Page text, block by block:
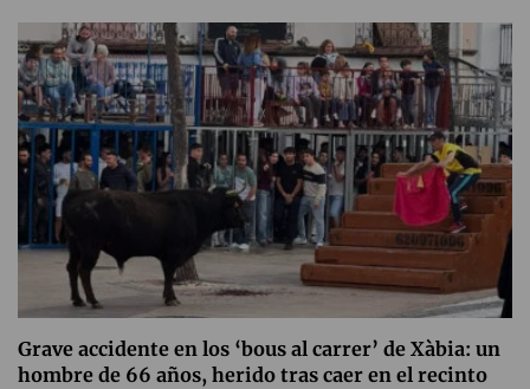
Grave accidente en los ‘bous al carrer’ de Xàbia: un
hombre de 66 años, herido tras caer en el recinto